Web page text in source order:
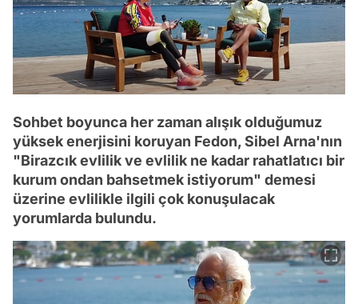
Sohbet boyunca her zaman alışık olduğumuz
yüksek enerjisini koruyan Fedon, Sibel Arna'nın
"Birazcık evlilik ve evlilik ne kadar rahatlatıcı bir
kurum ondan bahsetmek istiyorum" demesi
üzerine evlilikle ilgili çok konuşulacak
yorumlarda bulundu.